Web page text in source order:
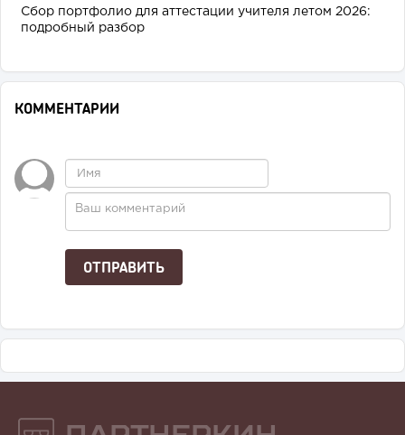
Сбор портфолио для аттестации учителя летом 2026:
подробный разбор
КОММЕНТАРИИ